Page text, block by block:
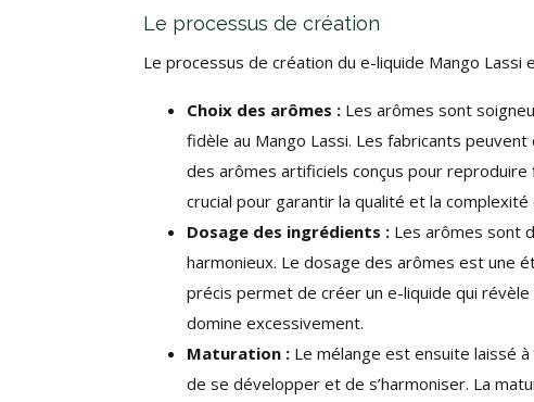
Le processus de création
Le processus de création du e-liquide Mango
Choix des arômes : Les arômes sont
fidèle au Mango Lassi. Les fabricants
des arômes artificiels conçus pour
crucial pour garantir la qualité et la complexité
Dosage des ingrédients : Les arômes sont
harmonieux. Le dosage des arômes est une
précis permet de créer un e-liquide qui révèle
domine excessivement.
Maturation : Le mélange est ensuite laissé
de se développer et de s’harmoniser. La